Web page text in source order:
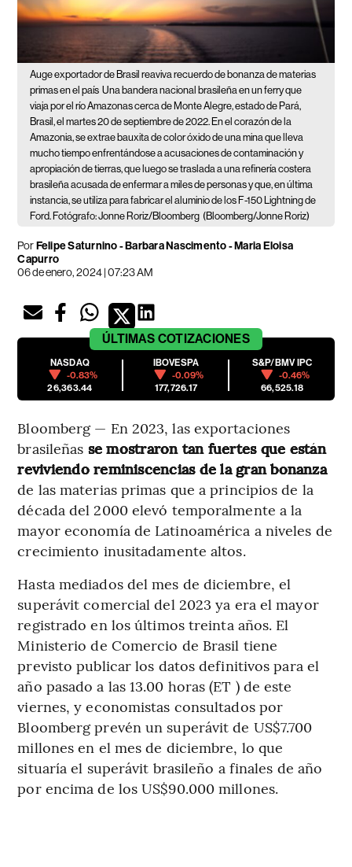
Auge exportador de Brasil reaviva recuerdo de bonanza de materias
primas en el país Una bandera nacional brasileña en un ferry que
viaja por el río Amazonas cerca de Monte Alegre, estado de Pará,
Brasil, el martes 20 de septiembre de 2022. En el corazón de la
Amazonia, se extrae bauxita de color óxido de una mina que lleva
mucho tiempo enfrentándose a acusaciones de contaminación y
apropiación de tierras, que luego se traslada a una refinería costera
brasileña acusada de enfermar a miles de personas y que, en última
instancia, se utiliza para fabricar el aluminio de los F-150 Lightning de
Ford. Fotógrafo: Jonne Roriz/Bloomberg (Bloomberg/Jonne Roriz)
PorFelipe Saturnino - Barbara Nascimento - Maria Eloisa
Capurro
06 de enero, 2024 | 07:23 AM
ÚLTIMAS COTIZACIONES
NASDAQ
-0.83%
26,363.44
IBOVESPA
-0.09%
177,726.17
S&P/BMV IPC
-0.46%
66,525.18
Bloomberg — En 2023, las exportaciones
brasileñas se mostraron tan fuertes que están
reviviendo reminiscencias de la gran bonanza
de las materias primas que a principios de la
década del 2000 elevó temporalmente a la
mayor economía de Latinoamérica a niveles de
crecimiento inusitadamente altos.
Hasta mediados del mes de diciembre, el
superávit comercial del 2023 ya era el mayor
registrado en los últimos treinta años. El
Ministerio de Comercio de Brasil tiene
previsto publicar los datos definitivos para el
año pasado a las 13.00 horas (ET ) de este
viernes, y economistas consultados por
Bloomberg prevén un superávit de US$7.700
millones en el mes de diciembre, lo que
situaría el superávit brasileño a finales de año
por encima de los US$90.000 millones.